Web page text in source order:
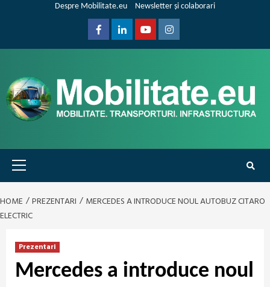
Despre Mobilitate.eu Newsletter și colaborari
FacebookLinkedinYoutubeInstagram
Primary
Menu
HOME PREZENTARI
MERCEDES A INTRODUCE NOUL AUTOBUZ CITARO
ELECTRIC
Prezentari
Mercedes a introduce noul